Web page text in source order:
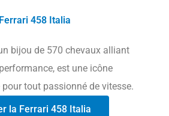
Ferrari 458 Italia
bijou de 570 chevaux alliant
est une icône
tout passionné de vitesse.
la Ferrari 458 Italia